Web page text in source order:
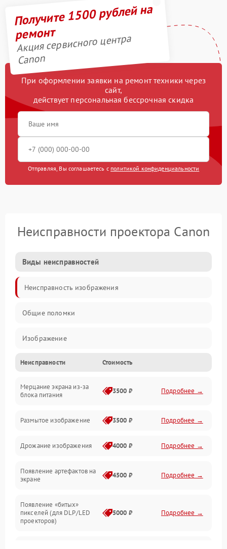
Получите 1500 рублей на
ремонт
Акция сервисного центра
Canon
При оформлении заявки на ремонт техники через
сайт,
действует персональная бессрочная скидка
Отправляя, Вы соглашаетесь с политикой конфиденциальности
Неисправности проектора Canon
Виды неисправностей
Неисправность изображения
Общие поломки
Изображение
Лампа подсветки
Неисправность управления и интерфейсов
Неисправности Стоимость
Мерцание экрана из-за
блока питания
3500 ₽ Подробнее →
Размытое изображение 3500 ₽ Подробнее →
Дрожание изображения 4000 ₽ Подробнее →
Появление артефактов на
экране
4500 ₽ Подробнее →
Появление «битых»
пикселей (для DLP/LED
проекторов)
5000 ₽ Подробнее →